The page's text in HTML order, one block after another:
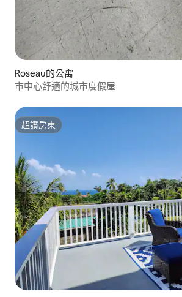
Roseau的公寓
市中心舒適的城市度假屋
超讚房東
超讚房東